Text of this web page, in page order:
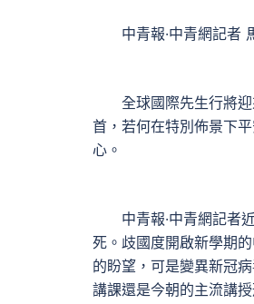
中青報·中青網記者
全球國際先生行將迎
首，若何在特別佈景下
心。
中青報·中青網記者近
死。歧國度開啟新學期
的盼望，可是變異新冠
講課還是今朝的主流講授